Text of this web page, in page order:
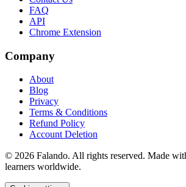
FAQ
API
Chrome Extension
Company
About
Blog
Privacy
Terms & Conditions
Refund Policy
Account Deletion
© 2026 Falando. All rights reserved. Made
learners worldwide.